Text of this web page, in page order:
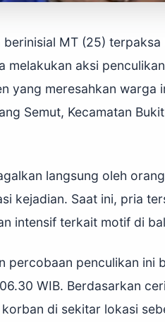
berinisial MT (25)
melakukan aksi
yang meresahkan warga
Semut, Kecamatan
langsung oleh
kejadian. Saat ini, pria
intensif terkait motif di
percobaan penculikan ini
WIB. Berdasarkan
di sekitar lokasi